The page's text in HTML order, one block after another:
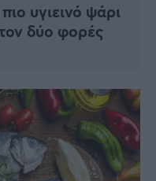
υγιεινό ψάρι
δύο φορές